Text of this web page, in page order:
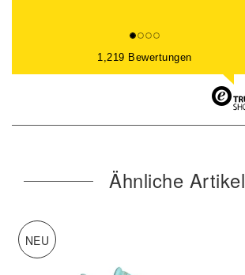
1,219 Bewertungen
Ähnliche Artikel
NEU